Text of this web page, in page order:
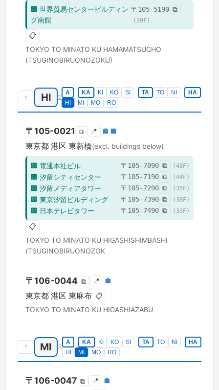
🏢 世界貿易センタービルディン
グ南館
〒 105-5190 ⧉
( 39F)
📋
TOKYO TO MINATO KU HAMAMATSUCHO
(TSUGINOBIRUONOZOKU)
↑ HI 2
A KA KI KO SI TA TO NI
HA
HI
MI MO RO
〒 105-0021 ⧉ 📍 🏣 🏢
東京都 港区 東新橋(excl. buildings below)
🏢 電通本社ビル 〒 105-7090 ⧉ (48F)
🏢 汐留シティセンター 〒 105-7190 ⧉ (44F)
🏢 汐留メディアタワー 〒 105-7290 ⧉ ( 35 F)
🏢 東京汐留ビルディング 〒 105-7390 ⧉ ( 38F)
🏢 日本テレビタワー 〒 105-7490 ⧉ ( 33F)
📋
TOKYO TO MINATO KU HIGASHISHIMBASHI
(TSUGINOBIRUONOZOK
〒 106-0044 ⧉ 📍 🏣
東京都 港区 東麻布 📋
TOKYO TO MINATO KU HIGASHIAZABU
↑ MI 3
A KA KI KO SI TA TO NI
HA
HI
MI MO RO
〒 106-0047 ⧉ 📍 🏣